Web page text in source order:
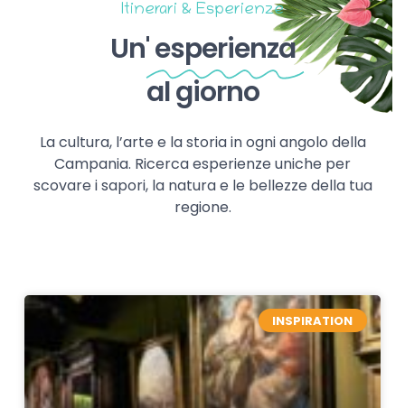
Itinerari & Esperienze
Un'esperienza
al giorno
La cultura, l’arte e la storia in ogni angolo della
Campania. Ricerca esperienze uniche per
scovare i sapori, la natura e le bellezze della tua
regione.
INSPIRATION